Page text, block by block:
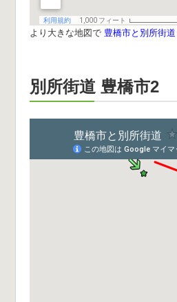
より大きな地図で 豊橋市と別所街道
別所街道 豊橋市2